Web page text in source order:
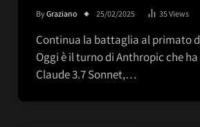
ByGraziano 25/02/2025 35Views
Continua la battaglia al primato
Oggi è il turno di Anthropic che
Claude 3.7 Sonnet,…